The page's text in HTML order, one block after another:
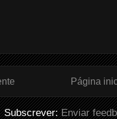
Página
Subscrever:Enviar